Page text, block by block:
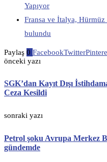
Yapıyor
Fransa ve İtalya, Hürmüz
bulundu
Paylaş 0 FacebookTwitter
önceki yazı
SGK’dan Kayıt Dışı
Ceza Kesildi
sonraki yazı
Petrol şoku Avrupa Merkez
gündemde